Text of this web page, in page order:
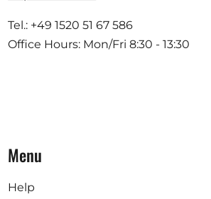
Tel.: +49 1520 51 67 586
Office Hours: Mon/Fri 8:30 - 13:30
Menu
Help